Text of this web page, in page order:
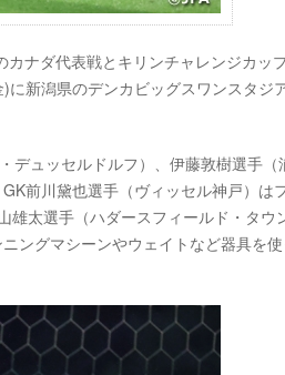
ナダ代表戦とキリンチャレンジカッ
新潟県のデンカビッグスワンスタジア
デュッセルドルフ）、伊藤敦樹選手（
前川黛也選手（ヴィッセル神戸）は
雄太選手（ハダースフィールド・タウ
ングマシーンやウェイトなど器具を使